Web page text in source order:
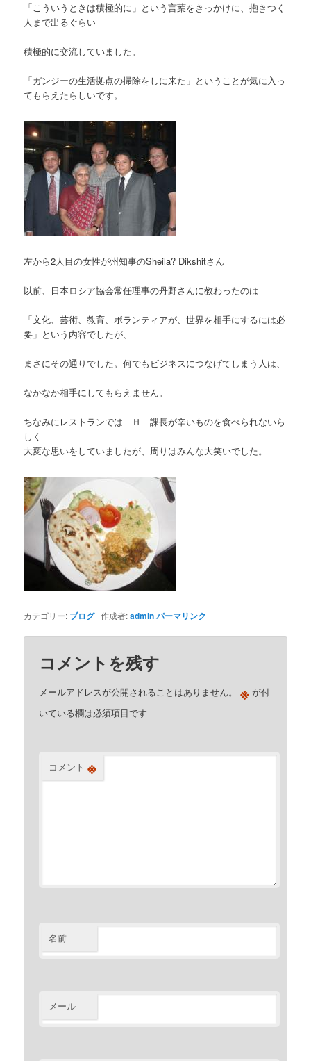
「こういうときは積極的に」という言葉をきっかけに、抱きつく
人まで出るぐらい
積極的に交流していました。
「ガンジーの生活拠点の掃除をしに来た」ということが気に入っ
てもらえたらしいです。
左から2人目の女性が州知事のSheila? Dikshitさん
以前、日本ロシア協会常任理事の丹野さんに教わったのは
「文化、芸術、教育、ボランティアが、世界を相手にするには必
要」という内容でしたが、
まさにその通りでした。何でもビジネスにつなげてしまう人は、
なかなか相手にしてもらえません。
ちなみにレストランでは Ｈ 課長が辛いものを食べられないら
しく
大変な思いをしていましたが、周りはみんな大笑いでした。
カテゴリー: ブログ作成者:adminパーマリンク
コメントを残す
メールアドレスが公開されることはありません。 ※ が付
いている欄は必須項目です
コメント ※
名前
メール